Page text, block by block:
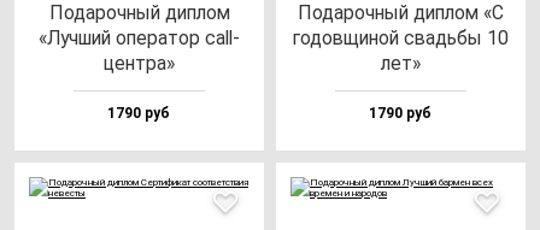
Пода­роч­ный дип­лом
«Луч­ший опе­ра­тор call-
цен­тра»
1790 руб
Пода­роч­ный дип­лом «С
го­дов­щи­ной свадь­бы 10
лет»
1790 руб